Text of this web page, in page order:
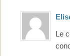
Le